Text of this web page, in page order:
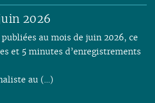
2026
au mois de juin 2026, ce
et 5 minutes d’enregistrements
au (…)